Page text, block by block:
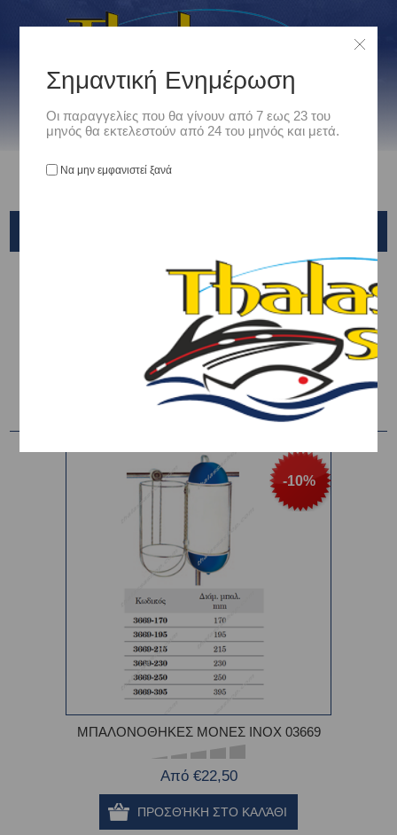
Μεσα Πρόσδεσης & Αγκυροβολίας /
ΑΞΕΣΟΥΑΡ ΠΡΟΣΔΕΣΗΣ & ΑΓΚΥΡΟΒΟΛΙΑΣ / ΘΗΚΕΣ ΜΠΑΛΟΝΙΩΝ
ΘΗΚΕΣ ΜΠΑΛΟΝΙΩΝ
-10%
ΜΠΑΛΟΝΟΘΗΚΕΣ ΜΟΝΕΣ INOX 03669
Από €22,50
Σημαντική Ενημέρωση
Οι παραγγελίες που θα γίνουν από 7 εως 23 του
μηνός θα εκτελεστούν από 24 του μηνός και μετά.
Να μην εμφανιστεί ξανά